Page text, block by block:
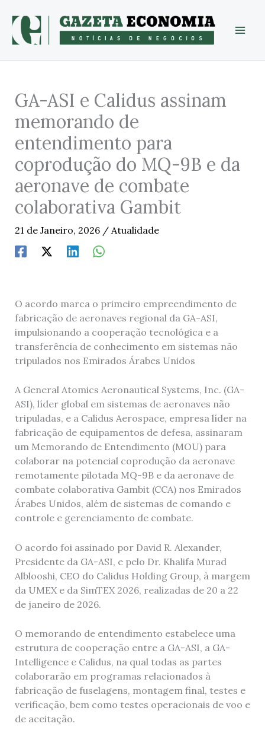
content
GA-ASI e Calidus assinam
memorando de
entendimento para
coprodução do MQ-9B e da
aeronave de combate
colaborativa Gambit
21 de Janeiro, 2026 / Atualidade
O acordo marca o primeiro empreendimento de
fabricação de aeronaves regional da GA-ASI,
impulsionando a cooperação tecnológica e a
transferência de conhecimento em sistemas não
tripulados nos Emirados Árabes Unidos
A General Atomics Aeronautical Systems, Inc. (GA-
ASI), líder global em sistemas de aeronaves não
tripuladas, e a Calidus Aerospace, empresa líder na
fabricação de equipamentos de defesa, assinaram
um Memorando de Entendimento (MOU) para
colaborar na potencial coprodução da aeronave
remotamente pilotada MQ-9B e da aeronave de
combate colaborativa Gambit (CCA) nos Emirados
Árabes Unidos, além de sistemas de comando e
controle e gerenciamento de combate.
O acordo foi assinado por David R. Alexander,
Presidente da GA-ASI, e pelo Dr. Khalifa Murad
Alblooshi, CEO do Calidus Holding Group, à margem
da UMEX e da SimTEX 2026, realizadas de 20 a 22
de janeiro de 2026.
O memorando de entendimento estabelece uma
estrutura de cooperação entre a GA-ASI, a GA-
Intelligence e Calidus, na qual todas as partes
colaborarão em programas relacionados à
fabricação de fuselagens, montagem final, testes e
verificação, bem como testes operacionais de voo e
de aceitação.